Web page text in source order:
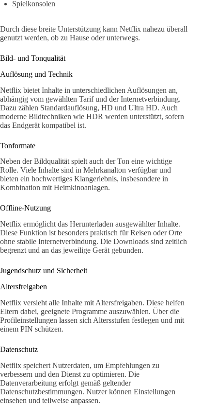
Spielkonsolen
Durch diese breite Unterstützung kann Netflix nahezu überall
genutzt werden, ob zu Hause oder unterwegs.
Bild- und Tonqualität
Auflösung und Technik
Netflix bietet Inhalte in unterschiedlichen Auflösungen an,
abhängig vom gewählten Tarif und der Internetverbindung.
Dazu zählen Standardauflösung, HD und Ultra HD. Auch
moderne Bildtechniken wie HDR werden unterstützt, sofern
das Endgerät kompatibel ist.
Tonformate
Neben der Bildqualität spielt auch der Ton eine wichtige
Rolle. Viele Inhalte sind in Mehrkanalton verfügbar und
bieten ein hochwertiges Klangerlebnis, insbesondere in
Kombination mit Heimkinoanlagen.
Offline-Nutzung
Netflix ermöglicht das Herunterladen ausgewählter Inhalte.
Diese Funktion ist besonders praktisch für Reisen oder Orte
ohne stabile Internetverbindung. Die Downloads sind zeitlich
begrenzt und an das jeweilige Gerät gebunden.
Jugendschutz und Sicherheit
Altersfreigaben
Netflix versieht alle Inhalte mit Altersfreigaben. Diese helfen
Eltern dabei, geeignete Programme auszuwählen. Über die
Profileinstellungen lassen sich Altersstufen festlegen und mit
einem PIN schützen.
Datenschutz
Netflix speichert Nutzerdaten, um Empfehlungen zu
verbessern und den Dienst zu optimieren. Die
Datenverarbeitung erfolgt gemäß geltender
Datenschutzbestimmungen. Nutzer können Einstellungen
einsehen und teilweise anpassen.